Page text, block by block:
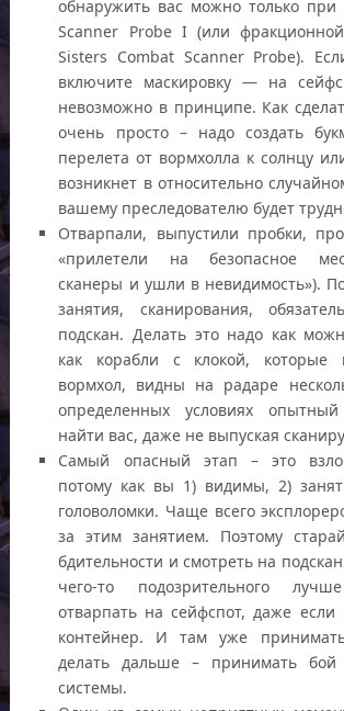
обнаружить вас можно только
Scanner Probe I (или
Sisters Combat Scanner Probe).
включите маскировку — на
невозможно в принципе. Как
очень просто – надо создать
перелета от вормхолла к солнцу
возникнет в относительно
вашему преследователю будет
Отварпали, выпустили пробки,
«прилетели на безопасное
сканеры и ушли в невидимость»).
занятия, сканирования,
подскан. Делать это надо как
как корабли с клокой, которые
вормхол, видны на радаре
определенных условиях
найти вас, даже не выпуская
Самый опасный этап – это
потому как вы 1) видимы, 2)
головоломки. Чаще всего
за этим занятием. Поэтому
бдительности и смотреть на
чего-то подозрительного
отварпать на сейфспот, даже
контейнер. И там уже
делать дальше – принимать
системы.